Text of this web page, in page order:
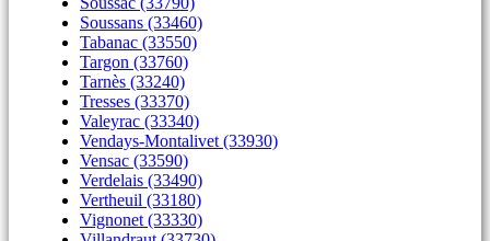
Soussans (33460)
Tabanac (33550)
Targon (33760)
Tarnès (33240)
Tresses (33370)
Valeyrac (33340)
Vendays-Montalivet (33930)
Vensac (33590)
Verdelais (33490)
Vertheuil (33180)
Vignonet (33330)